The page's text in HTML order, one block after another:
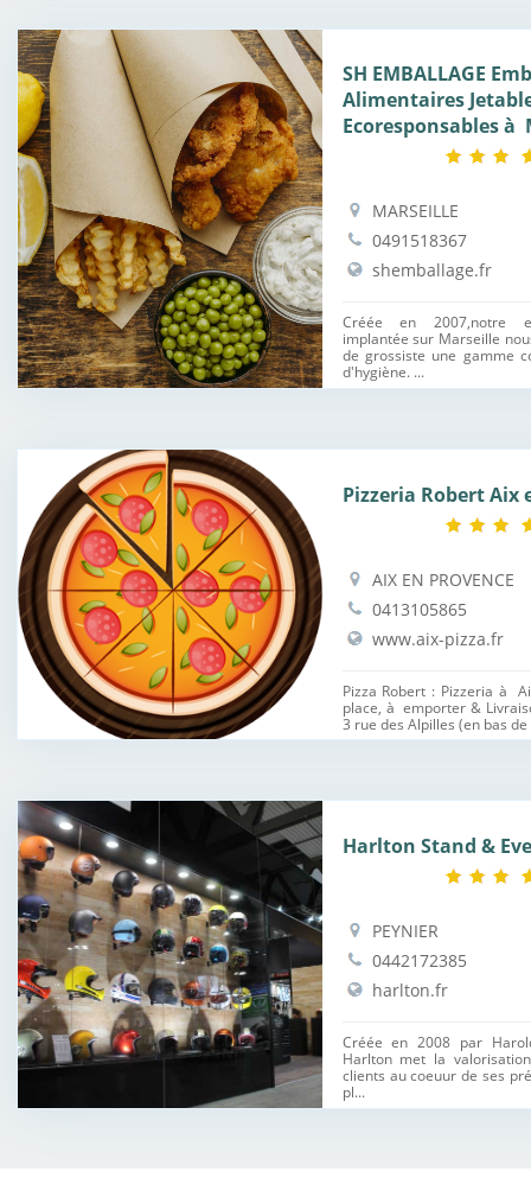
SH EMBALLAGE
Alimentaires
Ecoresponsables à
MARSEILLE
0491518367
shemballage.fr
Créée en 2007,notre
implantée sur Marseille
de grossiste une gamme
d'hygiène. ...
Pizzeria Robert Aix
AIX EN PROVENCE
0413105865
www.aix-pizza.fr
Pizza Robert : Pizzeria à
place, à emporter &
3 rue des Alpilles (en bas
Harlton Stand &
PEYNIER
0442172385
harlton.fr
Créée en 2008 par
Harlton met la
clients au coeuur de ses
pl...